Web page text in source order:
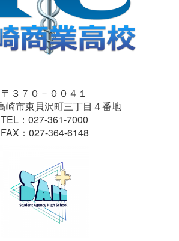
〒３７０－００４１
崎市東貝沢町三丁目４番地
TEL：027-361-7000
FAX：027-364-6148